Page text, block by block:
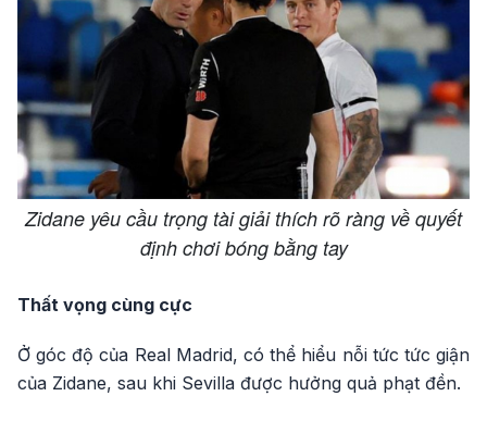
Zidane yêu cầu trọng tài giải thích rõ ràng về quyết
định chơi bóng bằng tay
Thất vọng cùng cực
Ở góc độ của Real Madrid, có thể hiểu nỗi tức tức giận
của Zidane, sau khi Sevilla được hưởng quả phạt đền.